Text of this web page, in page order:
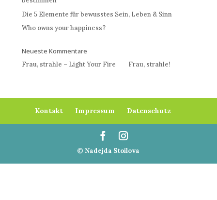
Die 5 Elemente für bewusstes Sein, Leben & Sinn
Who owns your happiness?
Neueste Kommentare
Frau, strahle – Light Your Fire Frau, strahle!
Kontakt Impressum Datenschutz
© Nadejda Stoilova